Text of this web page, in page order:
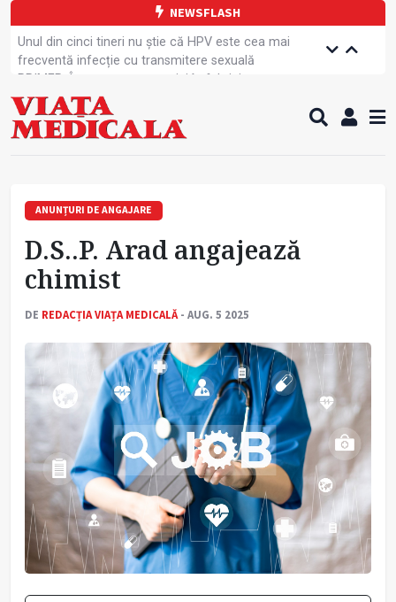
NEWSFLASH
Unul din cinci tineri nu știe că HPV este cea mai
frecventă infecție cu transmitere sexuală
PRIMER: Întreruperea energiei în fabrici ar pune
pacienții în pericol
Subiecte unice la examenul de specialist
Comercializarea unor medicamente, blocată
caniculă?
Un nou studiu pentru testarea unui vaccin împotriva
tulpinei Bundibugyo a virusului Ebola
Alăptarea, esențială pentru sănătatea mamei și
Concursul Internațional George Enescu, la ceas
aniversar
ANUNȚURI DE ANGAJARE
D.S..P. Arad angajează
chimist
DE REDACȚIA VIAȚA MEDICALĂ - AUG. 5 2025